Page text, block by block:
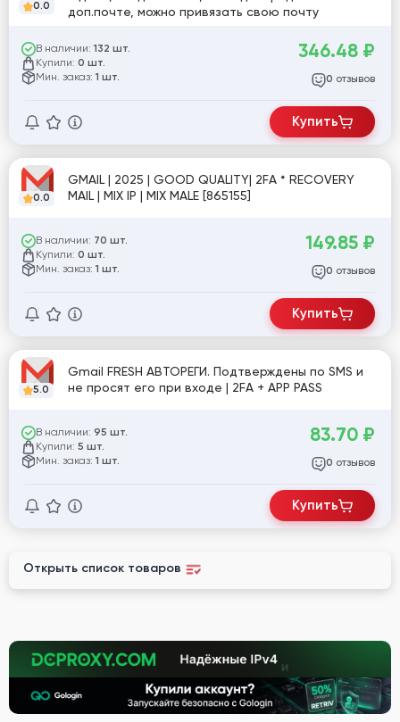
0.0
доп.почте, можно привязать свою почту
В наличии: 132 шт.
Купили: 0 шт.
Мин. заказ: 1 шт.
346.48 ₽
0 отзывов
Купить
0.0
GMAIL | 2025 | GOOD QUALITY| 2FA * RECOVERY
MAIL | MIX IP | MIX MALE [865155]
В наличии: 70 шт.
Купили: 0 шт.
Мин. заказ: 1 шт.
149.85 ₽
0 отзывов
Купить
5.0
Gmail FRESH АВТОРЕГИ. Подтверждены по SMS и
не просят его при входе | 2FA + APP PASS
В наличии: 95 шт.
Купили: 5 шт.
Мин. заказ: 1 шт.
83.70 ₽
0 отзывов
Купить
Открыть список товаров